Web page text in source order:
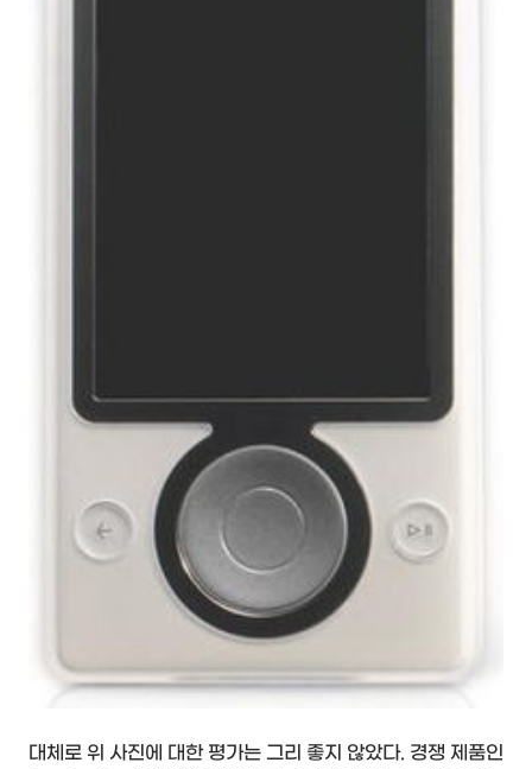
대체로 위 사진에 대한 평가는 그리 좋지 않았다. 경쟁 제품인